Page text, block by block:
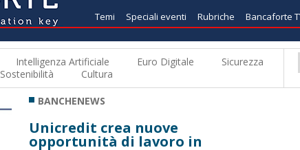
Temi Speciali eventi Rubriche Bancaforte
Intelligenza Artificiale Euro Digitale
Sicurezza
Sostenibilità Cultura
BANCHENEWS
Unicredit crea nuove
opportunità di lavoro in